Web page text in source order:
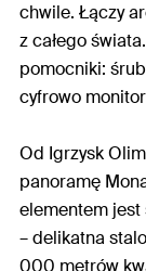
chwile. Łączy
z całego
pomocniki:
cyfrowo
Od Igrzysk
panoramę
elementem jest
– delikatna
000 metrów